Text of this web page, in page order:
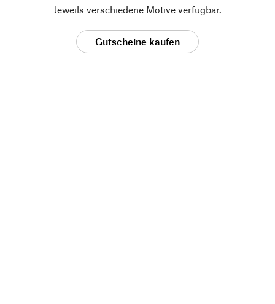
Jeweils verschiedene Motive verfügbar.
Gutscheine kaufen